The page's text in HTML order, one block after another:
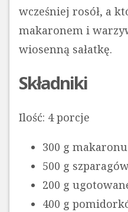
wcześniej rosół, a
makaronem i
wiosenną sałatkę.
Składniki
Ilość: 4 porcje
300 g
500 g
200 g
400 g